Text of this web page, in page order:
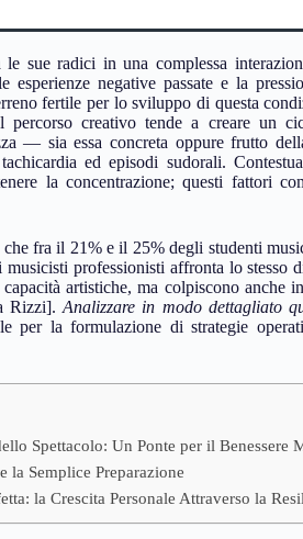
le sue radici in una complessa
esperienze negative passate e la
fertile per lo sviluppo di questa
percorso creativo tende a creare un
— sia essa concreta oppure frutto
ed episodi sudorali.
la concentrazione; questi fattori
fra il 21% e il 25% degli studenti
professionisti affronta lo stesso
artistiche, ma colpiscono anche
Rizzi].Analizzare in modo dettagliato
per la formulazione di strategie
Spettacolo: Un Ponte per il Benessere
la Semplice Preparazione
la Crescita Personale Attraverso la